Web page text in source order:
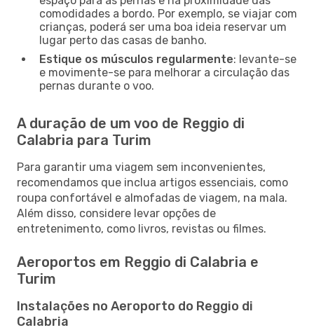
comodidades a bordo. Por exemplo, se viajar com
crianças, poderá ser uma boa ideia reservar um
lugar perto das casas de banho.
Estique os músculos regularmente: levante-se
e movimente-se para melhorar a circulação das
pernas durante o voo.
A duração de um voo de Reggio di
Calabria para Turim
Para garantir uma viagem sem inconvenientes,
recomendamos que inclua artigos essenciais, como
roupa confortável e almofadas de viagem, na mala.
Além disso, considere levar opções de
entretenimento, como livros, revistas ou filmes.
Aeroportos em Reggio di Calabria e
Turim
Instalações no Aeroporto do Reggio di
Calabria